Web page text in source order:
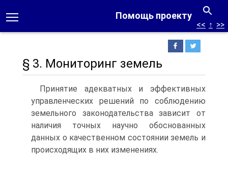
Помощь проекту
<< ↑ >>
§ 3. Мониторинг земель
Принятие адекватных и эффективных
управленческих решений по соблюдению
земельного законодательства зависит от
наличия точных научно обоснованных
данных о качественном состоянии земель и
происходящих в них изменениях.